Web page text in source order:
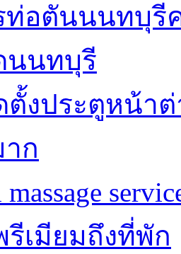
ท่อตันนนทบุรี
นนทบุรี
ตั้งประตูหน้า
ก
massage
รีเมียมถึงที่พัก